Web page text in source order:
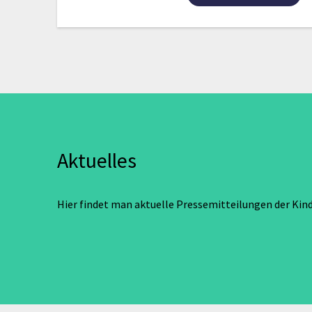
Aktuelles
Hier findet man aktuelle Pressemitteilungen der